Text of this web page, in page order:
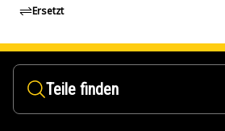
Ersetzt
Teile finden